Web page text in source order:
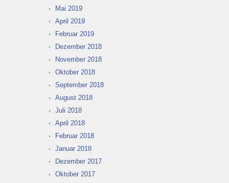
Mai 2019
April 2019
Februar 2019
Dezember 2018
November 2018
Oktober 2018
September 2018
August 2018
Juli 2018
April 2018
Februar 2018
Januar 2018
Dezember 2017
Oktober 2017